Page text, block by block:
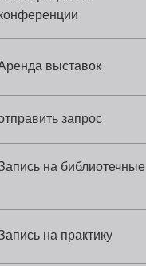
выставок
запрос
на библиотечные
на практику